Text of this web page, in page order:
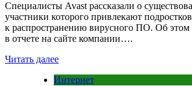
Специалисты Avast рассказали о
участники которого привлекают подростков
к распространению вирусного ПО. Об этом
в отчете на сайте компании….
Читать далее
Интернет